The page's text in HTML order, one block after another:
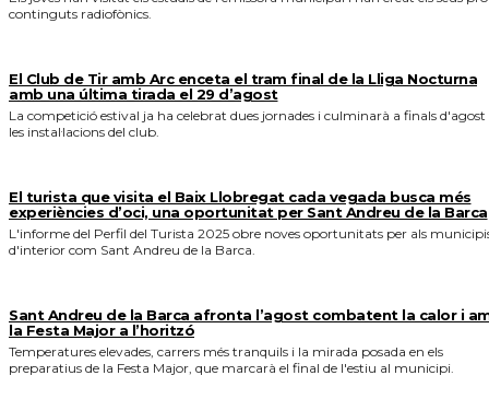
continguts radiofònics.
El Club de Tir amb Arc enceta el tram final de la Lliga Nocturna
amb una última tirada el 29 d’agost
La competició estival ja ha celebrat dues jornades i culminarà a finals d'agost
les instal·lacions del club.
El turista que visita el Baix Llobregat cada vegada busca més
experiències d’oci, una oportunitat per Sant Andreu de la Barca
L'informe del Perfil del Turista 2025 obre noves oportunitats per als
d'interior com Sant Andreu de la Barca.
Sant Andreu de la Barca afronta l’agost combatent la calor i
la Festa Major a l’horitzó
Temperatures elevades, carrers més tranquils i la mirada posada en els
preparatius de la Festa Major, que marcarà el final de l'estiu al municipi.